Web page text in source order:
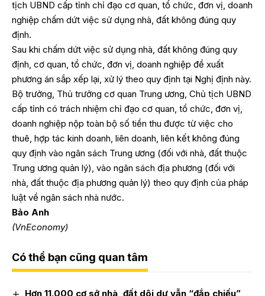
tịch UBND cấp tỉnh chỉ đạo cơ quan, tổ chức, đơn vị, doanh
nghiệp chấm dứt việc sử dụng nhà, đất không đúng quy
định.
Sau khi chấm dứt việc sử dụng nhà, đất không đúng quy
định, cơ quan, tổ chức, đơn vị, doanh nghiệp đề xuất
phương án sắp xếp lại, xử lý theo quy định tại Nghị định này.
Bộ trưởng, Thủ trưởng cơ quan Trung ương, Chủ tịch UBND
cấp tỉnh có trách nhiệm chỉ đạo cơ quan, tổ chức, đơn vị,
doanh nghiệp nộp toàn bộ số tiền thu được từ việc cho
thuê, hợp tác kinh doanh, liên doanh, liên kết không đúng
quy định vào ngân sách Trung ương (đối với nhà, đất thuộc
Trung ương quản lý), vào ngân sách địa phương (đối với
nhà, đất thuộc địa phương quản lý) theo quy định của pháp
luật về ngân sách nhà nước.
Bảo Anh
(VnEconomy)
Có thể bạn cũng quan tâm
Hơn 11.000 cơ sở nhà, đất dôi dư vẫn “đắp chiếu”